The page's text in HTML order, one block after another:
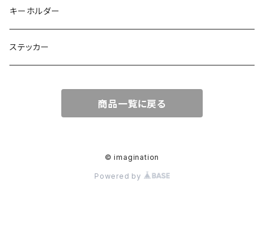
キーホルダー
ステッカー
商品一覧に戻る
© imagination
Powered by